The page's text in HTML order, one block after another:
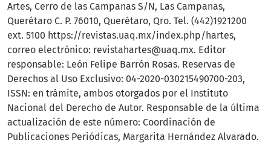
Artes, Cerro de las Campanas S/N, Las Campanas,
Querétaro C. P. 76010, Querétaro, Qro. Tel. (442)1921200
ext. 5100 https://revistas.uaq.mx/index.php/hartes,
correo electrónico: revistahartes@uaq.mx. Editor
responsable: León Felipe Barrón Rosas. Reservas de
Derechos al Uso Exclusivo: 04-2020-030215490700-203,
ISSN: en trámite, ambos otorgados por el Instituto
Nacional del Derecho de Autor. Responsable de la última
actualización de este número: Coordinación de
Publicaciones Periódicas, Margarita Hernández Alvarado.